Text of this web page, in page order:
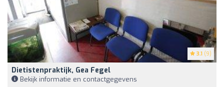
3.1 (9)
Dietistenpraktijk, Gea Fegel
Bekijk informatie en contactgegevens